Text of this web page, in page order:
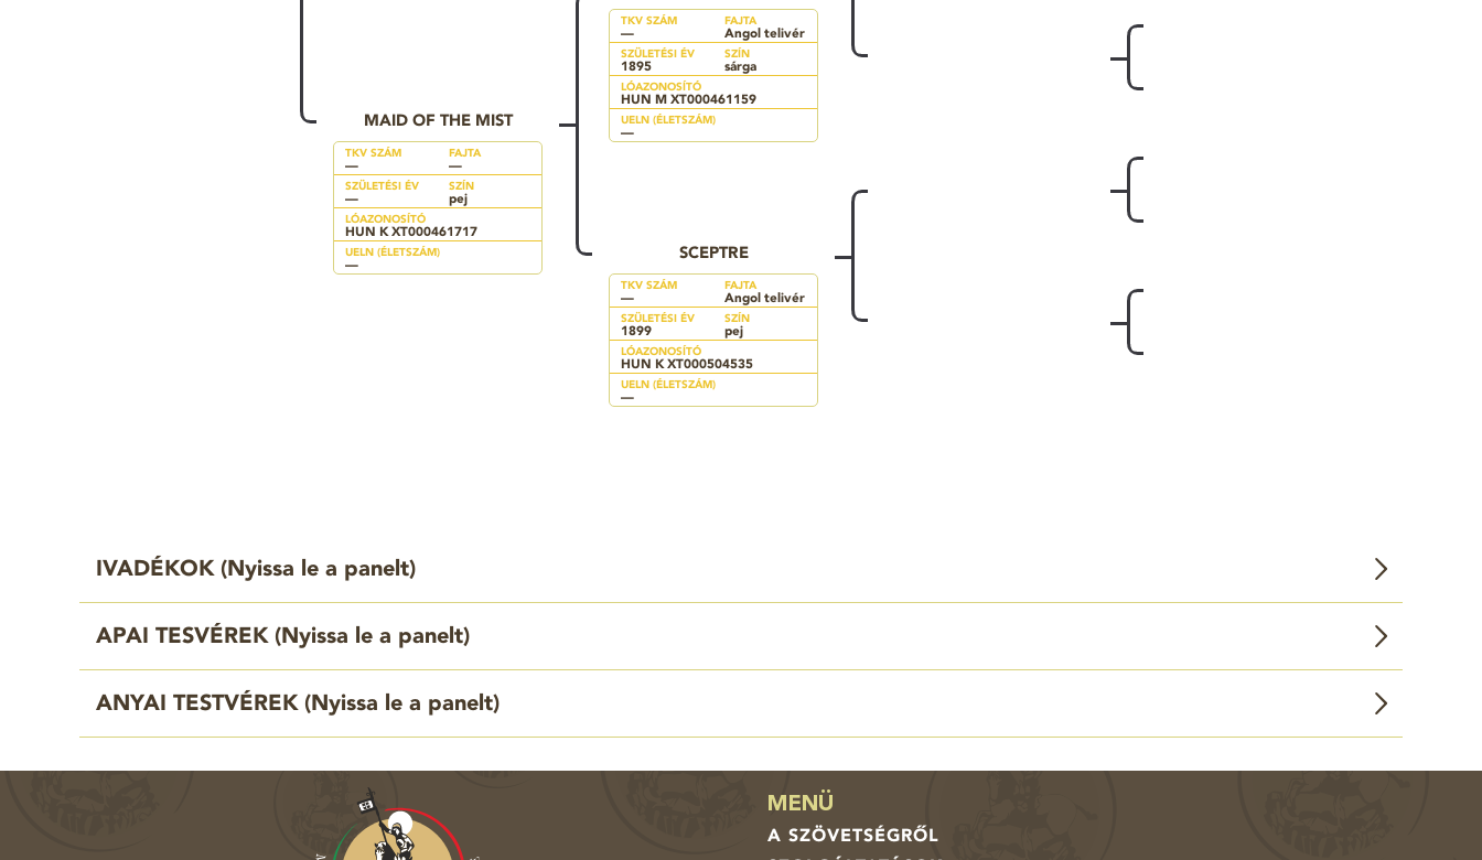
MAID OF THE MIST
TKV SZÁM
—
FAJTA
—
SZÜLETÉSI ÉV
—
SZÍN
pej
LÓAZONOSÍTÓ
HUN K XT000461717
UELN (ÉLETSZÁM)
—
TKV SZÁM
—
FAJTA
Angol telivér
SZÜLETÉSI ÉV
1895
SZÍN
sárga
LÓAZONOSÍTÓ
HUN M XT000461159
UELN (ÉLETSZÁM)
—
SCEPTRE
TKV SZÁM
—
FAJTA
Angol telivér
SZÜLETÉSI ÉV
1899
SZÍN
pej
LÓAZONOSÍTÓ
HUN K XT000504535
UELN (ÉLETSZÁM)
—
IVADÉKOK ( Nyissa le a panelt)
APAI TESVÉREK ( Nyissa le a panelt)
ANYAI TESTVÉREK ( Nyissa le a panelt)
MENÜ
A SZÖVETSÉGRŐL